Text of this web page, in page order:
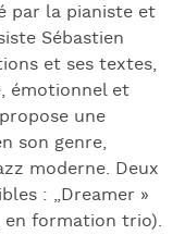
par la pianiste et
Sébastien
et ses textes,
émotionnel et
une
son genre,
moderne. Deux
: „Dreamer »
en formation trio).